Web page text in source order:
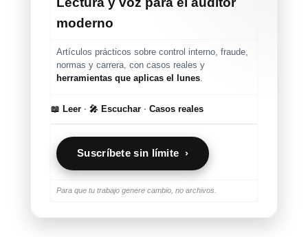
moderno
Artículos prácticos sobre control interno, fraude,
normas y carrera, con casos reales y
herramientas que aplicas el lunes.
📖 Leer · 🎤 Escuchar · Casos reales
Suscríbete sin límite ›
Para que tu trabajo genere cambio, no archivos.